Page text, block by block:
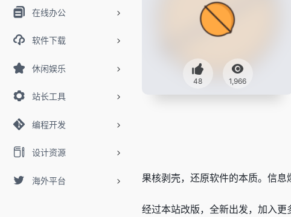
在线办公
软件下载
休闲娱乐
站长工具
编程开发
设计资源
海外平台
48 1,966
果核剥壳，还原软件的本质。信息
经过本站改版，全新出发，加入更